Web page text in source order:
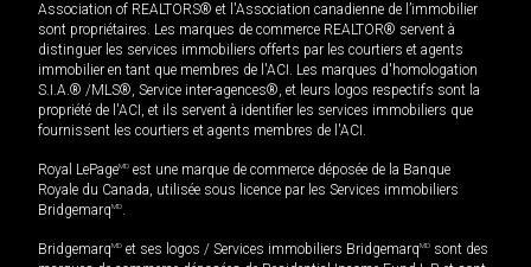
Association of REALTORS® et l'Association canadienne de l’immobilier
sont propriétaires. Les marques de commerce REALTOR® servent à
distinguer les services immobiliers offerts par les courtiers et agents
immobilier en tant que membres de l'ACI. Les marques d'homologation
S.I.A.® /MLS®, Service inter-agences®, et leurs logos respectifs sont la
propriété de l'ACI, et ils servent à identifier les services immobiliers que
fournissent les courtiers et agents membres de l'ACI.
Royal LePageMD est une marque de commerce déposée de la Banque
Royale du Canada, utilisée sous licence par les Services immobiliers
BridgemarqMD.
BridgemarqMD et ses logos / Services immobiliers BridgemarqMD sont des